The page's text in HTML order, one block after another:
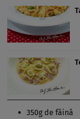
350g de făină